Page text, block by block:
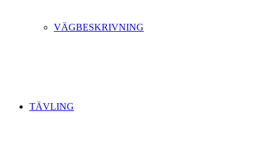
VÄGBESKRIVNING
TÄVLING